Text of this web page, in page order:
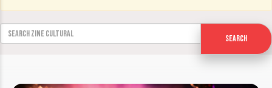
Search for:
Search